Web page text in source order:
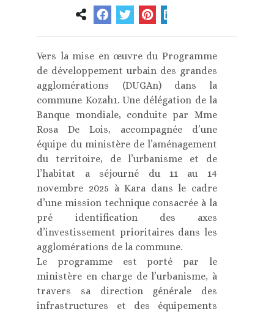
Vers la mise en œuvre du Programme
de développement urbain des grandes
agglomérations (DUGAn) dans la
commune Kozah1. Une délégation de la
Banque mondiale, conduite par Mme
Rosa De Lois, accompagnée d’une
équipe du ministère de l’aménagement
du territoire, de l’urbanisme et de
l’habitat a séjourné du 11 au 14
novembre 2025 à Kara dans le cadre
d’une mission technique consacrée à la
pré identification des axes
d’investissement prioritaires dans les
agglomérations de la commune.
Le programme est porté par le
ministère en charge de l’urbanisme, à
travers sa direction générale des
infrastructures et des équipements